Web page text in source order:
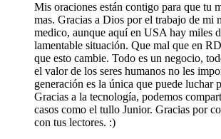
Mis oraciones están contigo para que tu
mas. Gracias a Dios por el trabajo de mi
medico, aunque aquí en USA hay miles
lamentable situación. Que mal que en
que esto cambie. Todo es un negocio,
el valor de los seres humanos no les
generación es la única que puede luchar
Gracias a la tecnología, podemos
casos como el tullo Junior. Gracias por
con tus lectores. :)